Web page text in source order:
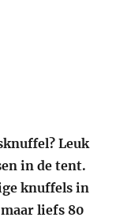
Leuk
in de tent.
knuffels in
liefs 80